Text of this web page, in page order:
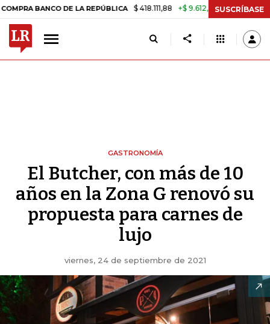
DE LA REPÚBLICA $ 418.111,88 +$ 9.612,91 +2,35% TASA DE
SUSCRÍBASE
GASTRONOMÍA
El Butcher, con más de 10
años en la Zona G renovó su
propuesta para carnes de
lujo
viernes, 24 de septiembre de 2021